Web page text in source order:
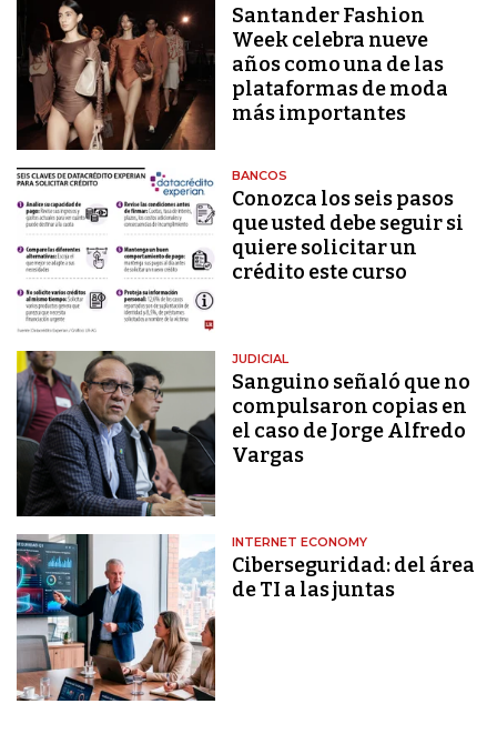
Santander Fashion
Week celebra nueve
años como una de las
plataformas de moda
más importantes
BANCOS
Conozca los seis pasos
que usted debe seguir si
quiere solicitar un
crédito este curso
JUDICIAL
Sanguino señaló que no
compulsaron copias en
el caso de Jorge Alfredo
Vargas
INTERNET ECONOMY
Ciberseguridad: del área
de TI a las juntas